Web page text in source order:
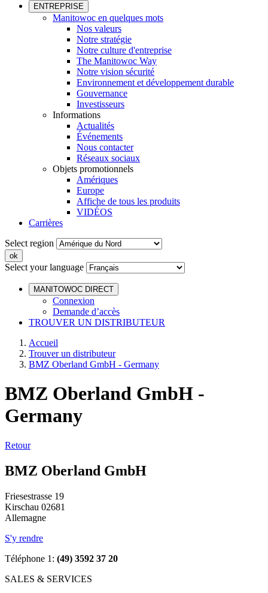
ENTREPRISE
Manitowoc en quelques mots
Nos valeurs
Notre stratégie
Notre culture d'entreprise
The Manitowoc Way
Notre vision sécurité
Environnement et développement durable
Gouvernance
Investisseurs
Informations
Actualités
Événements
Nous contacter
Réseaux sociaux
Objets promotionnels
Amériques
Europe
Affiche de tous les produits
VIDÉOS
Carrières
Select region
Select your language
MANITOWOC DIRECT
Connexion
Demande d’accès
TROUVER UN DISTRIBUTEUR
Accueil
Trouver un distributeur
BMZ Oberland GmbH - Germany
BMZ Oberland GmbH -
Germany
Retour
BMZ Oberland GmbH
Friesestrasse 19
Kirschau 02681
Allemagne
S'y rendre
Téléphone 1: (49) 3592 37 20
SALES & SERVICES